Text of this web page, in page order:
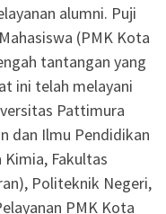
alumni. Puji
(PMK Kota
tantangan yang
ini telah melayani
Pattimura
dan Ilmu Pendidikan
Fakultas
Politeknik Negeri,
PMK Kota